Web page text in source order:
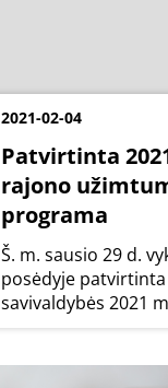
2021-02-04
Patvirtinta
rajono
programa
Š. m. sausio 29 d.
posėdyje
savivaldybės 2021
programa, kurios
savivaldybės